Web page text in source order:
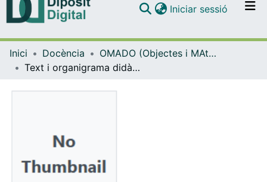
Navega per tot el DD
Iniciar sessió (current)
Inici Docència
OMADO (Objectes i MAterials DOcents)
Text i organigrama didàctics. Variables bàsiques